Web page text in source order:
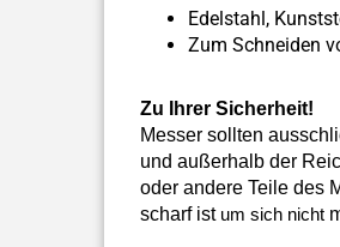
Edelstahl,
Zum Schneiden
Zu Ihrer Sicherheit!
Messer sollten
und außerhalb der
oder andere Teile des
scharf ist um sich nicht